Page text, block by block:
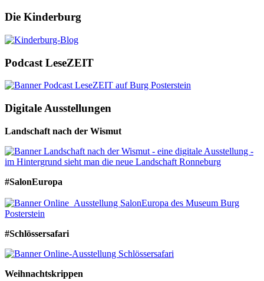
Die Kinderburg
Podcast LeseZEIT
Digitale Ausstellungen
Landschaft nach der Wismut
#SalonEuropa
#Schlössersafari
Weihnachtskrippen